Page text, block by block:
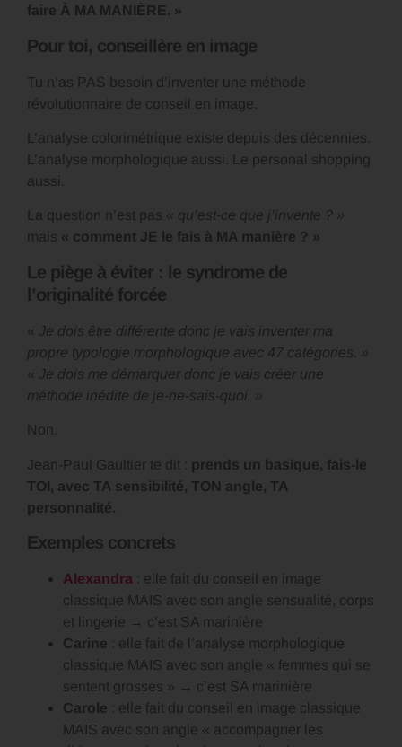
faire À MA MANIÈRE. »
Pour toi, conseillère en image
Tu n’as PAS besoin d’inventer une méthode
révolutionnaire de conseil en image.
L’analyse colorimétrique existe depuis des décennies.
L’analyse morphologique aussi. Le personal shopping
aussi.
La question n’est pas « qu’est-ce que j’invente ? »
mais « comment JE le fais à MA manière ? »
Le piège à éviter : le syndrome de
l’originalité forcée
« Je dois être différente donc je vais inventer ma
propre typologie morphologique avec 47 catégories. »
« Je dois me démarquer donc je vais créer une
méthode inédite de je-ne-sais-quoi. »
Non.
Jean-Paul Gaultier te dit : prends un basique, fais-le
TOI, avec TA sensibilité, TON angle, TA
personnalité.
Exemples concrets
Alexandra : elle fait du conseil en image
classique MAIS avec son angle sensualité, corps
et lingerie → c’est SA marinière
Carine : elle fait de l’analyse morphologique
classique MAIS avec son angle « femmes qui se
sentent grosses » → c’est SA marinière
Carole : elle fait du conseil en image classique
MAIS avec son angle « accompagner les